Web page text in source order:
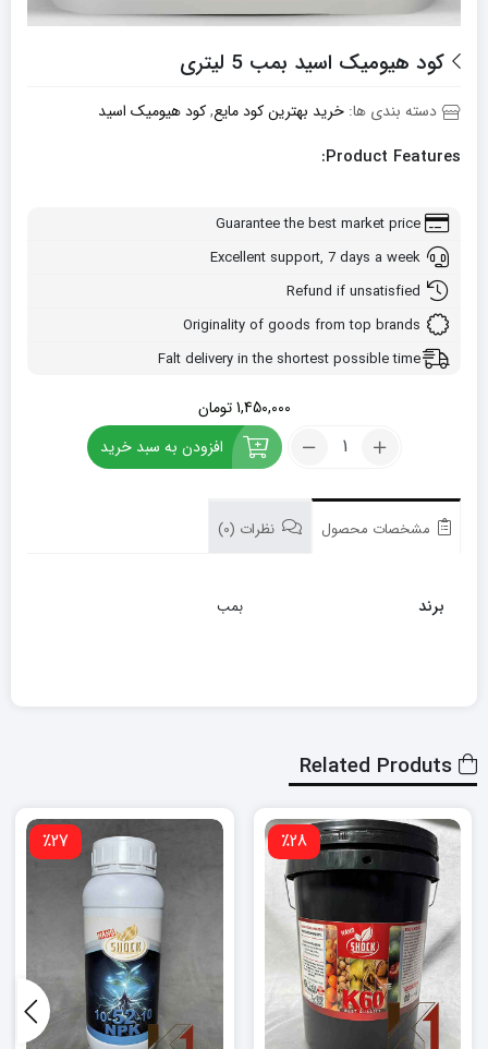
کود هیومیک اسید بمب 5 لیتری
دسته بندی ها: خرید بهترین کود مایع,کود هیومیک اسید
Product Features:
Guarantee the best market price
Excellent support, 7 days a week
Refund if unsatisfied
Originality of goods from top brands
Falt delivery in the shortest possible time
1,450,000 تومان
کود
هیومیک
بمب
5
افزودن به سبد خرید
مشخصات محصول نظرات (0)
برند بمب
٪28 ٪27